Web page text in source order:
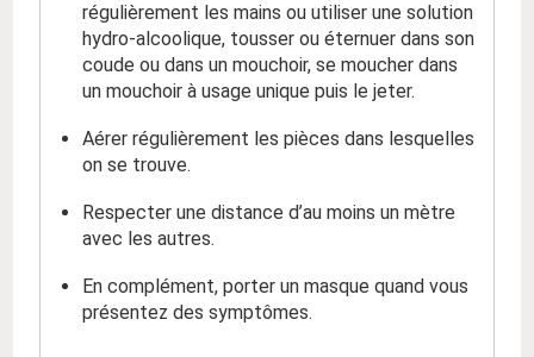
régulièrement les mains ou utiliser une solution
hydro-alcoolique, tousser ou éternuer dans son
coude ou dans un mouchoir, se moucher dans
un mouchoir à usage unique puis le jeter.
Aérer régulièrement les pièces dans lesquelles
on se trouve.
Respecter une distance d’au moins un mètre
avec les autres.
En complément, porter un masque quand vous
présentez des symptômes.